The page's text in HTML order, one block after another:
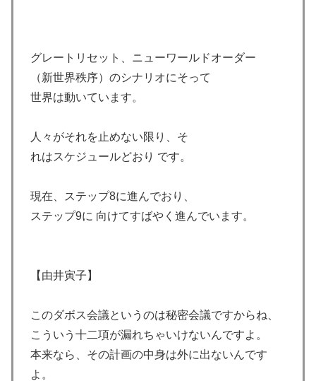
グレートリセット、ニューワールドオーダー
（新世界秩序）のシナリオにそって
世界は動いています。
人々がそれを止めない限り、そ
れはスケジュールどおり です。
現在、ステップ8に進んでおり、
ステップ9に 向けてすばやく進んでいます。
【由井寅子】
このダボス会議というのは秘密会議ですからね、
こういう十二項が漏れちゃいけないんですよ。
本来なら、その計画の中身は外に出ないんです
よ。